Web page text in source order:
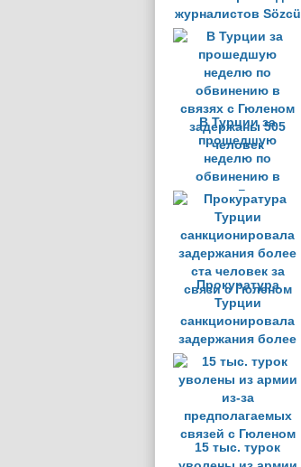
журналистов Sözcü
В Турции за
прошедшую
неделю по
обвинению в
связях с Гюленом
задержаны 505
человек
Прокуратура
Турции
санкционировала
задержания более
ста человек за
связи с Гюленом
15 тыс. турок